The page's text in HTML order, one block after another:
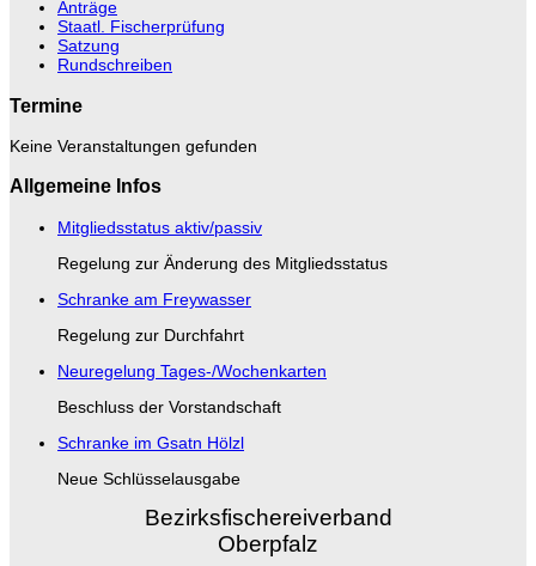
Anträge
Staatl. Fischerprüfung
Satzung
Rundschreiben
Termine
Keine Veranstaltungen gefunden
Allgemeine Infos
Mitgliedsstatus aktiv/passiv
Regelung zur Änderung des Mitgliedsstatus
Schranke am Freywasser
Regelung zur Durchfahrt
Neuregelung Tages-/Wochenkarten
Beschluss der Vorstandschaft
Schranke im Gsatn Hölzl
Neue Schlüsselausgabe
Bezirksfischereiverband
Oberpfalz